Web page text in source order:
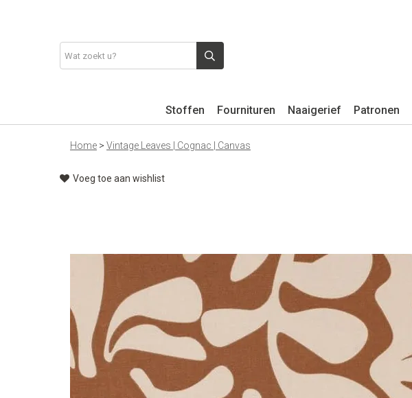
Stoffen Fournituren Naaigerief Patronen
Home > Vintage Leaves | Cognac | Canvas
Voeg toe aan wishlist